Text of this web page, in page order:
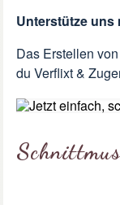
Unterstütze uns
Das Erstellen
du Verflixt &